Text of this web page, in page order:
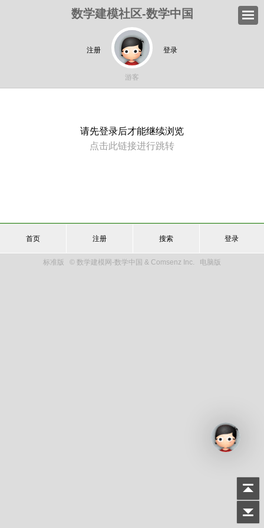
数学建模社区-数学中国
注册 登录
游客
请先登录后才能继续浏览
点击此链接进行跳转
首页 注册 搜索 登录
标准版 © 数学建模网-数学中国 & Comsenz Inc. 电脑版